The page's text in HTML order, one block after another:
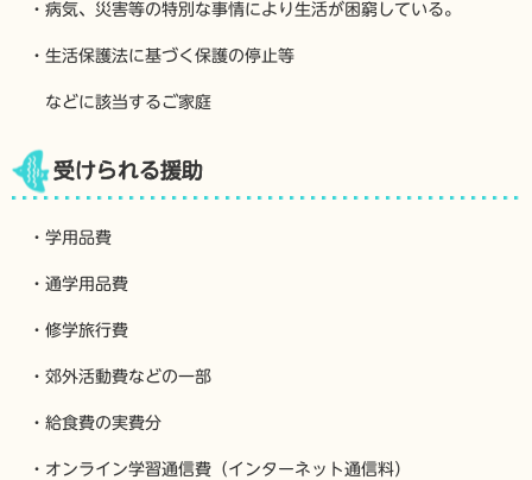
・病気、災害等の特別な事情により生活が困窮している。
・生活保護法に基づく保護の停止等
などに該当するご家庭
受けられる援助
・学用品費
・通学用品費
・修学旅行費
・郊外活動費などの一部
・給食費の実費分
・オンライン学習通信費（インターネット通信料）